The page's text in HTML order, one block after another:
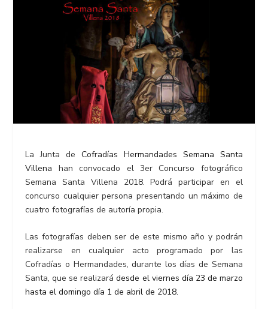
La Junta de Cofradías Hermandades Semana Santa
Villena han convocado el 3er Concurso fotográfico
Semana Santa Villena 2018. Podrá participar en el
concurso cualquier persona presentando un máximo de
cuatro fotografías de autoría propia.
Las fotografías deben ser de este mismo año y podrán
realizarse en cualquier acto programado por las
Cofradías o Hermandades, durante los días de Semana
Santa, que se realizarádesde el viernes día 23 de marzo
hasta el domingo día 1 de abril de 2018.